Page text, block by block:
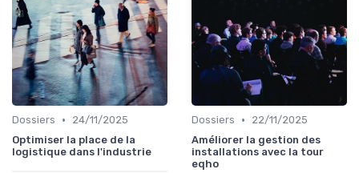
Dossiers •
24/11/2025
Optimiser la place de la
logistique dans l'industrie
Dossiers •
22/11/2025
Améliorer la gestion des
installations avec la tour
eqho